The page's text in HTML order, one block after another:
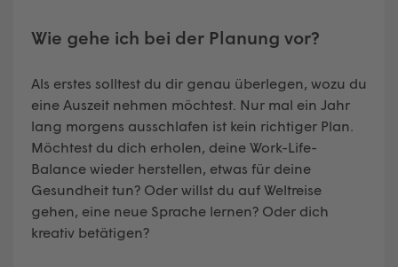
Wie gehe ich bei der Planung vor?
Als erstes solltest du dir genau überlegen, wozu du
eine Auszeit nehmen möchtest. Nur mal ein Jahr
lang morgens ausschlafen ist kein richtiger Plan.
Möchtest du dich erholen, deine Work-Life-
Balance wieder herstellen, etwas für deine
Gesundheit tun? Oder willst du auf Weltreise
gehen, eine neue Sprache lernen? Oder dich
kreativ betätigen?